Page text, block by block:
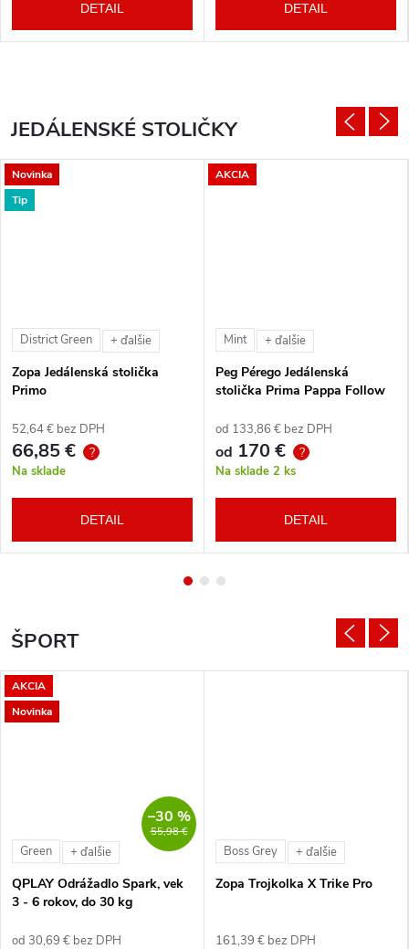
DETAIL DETAIL
JEDÁLENSKÉ STOLIČKY
Novinka
Tip
District Green + ďalšie
Zopa Jedálenská stolička
Primo
52,64 € bez DPH
66,85 € ?
Na sklade
DETAIL
AKCIA
Mint + ďalšie
Peg Pérego Jedálenská
stolička Prima Pappa Follow
od 133,86 € bez DPH
od 170 € ?
Na sklade 2 ks
DETAIL
ŠPORT
AKCIA
Novinka
55,98 €
–30 %
Green + ďalšie
QPLAY Odrážadlo Spark, vek
3 - 6 rokov, do 30 kg
od 30,69 € bez DPH
Boss Grey + ďalšie
Zopa Trojkolka X Trike Pro
161,39 € bez DPH